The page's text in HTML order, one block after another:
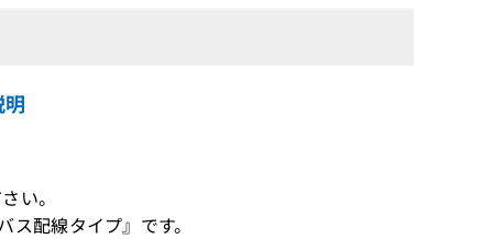
い。
配線タイプ』です。